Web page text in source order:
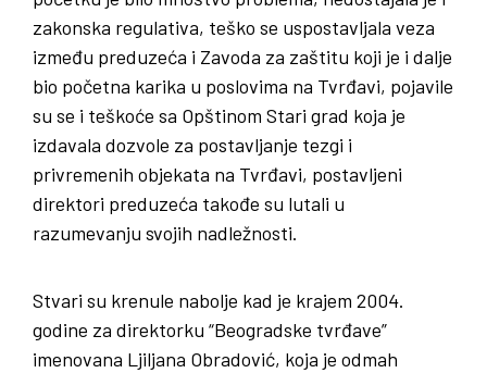
zakonska regulativa, teško se uspostavljala veza
između preduzeća i Zavoda za zaštitu koji je i dalje
bio početna karika u poslovima na Tvrđavi, pojavile
su se i teškoće sa Opštinom Stari grad koja je
izdavala dozvole za postavljanje tezgi i
privremenih objekata na Tvrđavi, postavljeni
direktori preduzeća takođe su lutali u
razumevanju svojih nadležnosti.
Stvari su krenule nabolje kad je krajem 2004.
godine za direktorku “Beogradske tvrđave”
imenovana Ljiljana Obradović, koja je odmah